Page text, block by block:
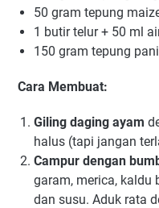
50 gram tepung
1 butir telur + 50 ml
150 gram tepung
Cara Membuat:
Giling daging ayam
halus (tapi jangan
Campur dengan
garam, merica, kaldu
dan susu. Aduk rata